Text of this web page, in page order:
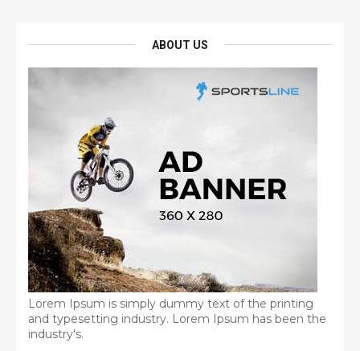
ABOUT US
Lorem Ipsum is simply dummy text of the printing
and typesetting industry. Lorem Ipsum has been the
industry's.